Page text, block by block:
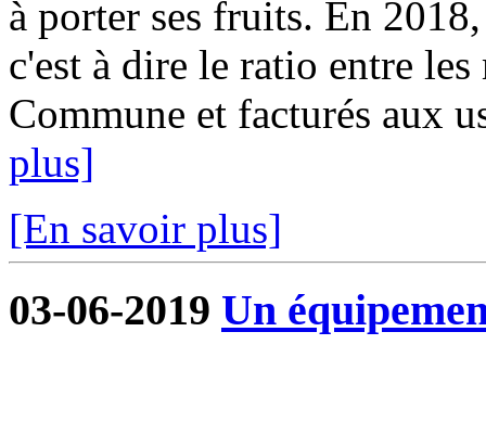
à porter ses fruits. En
c'est à dire le ratio entre les
Commune et facturés aux
plus]
[En savoir plus]
03-06-2019 Un